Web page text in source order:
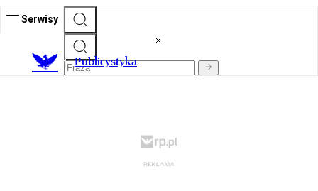
Serwisy
Publicystyka